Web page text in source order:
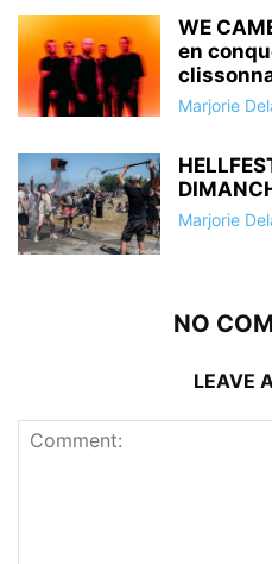
WE
en
Marjorie
Marjorie
NO
LEAVE